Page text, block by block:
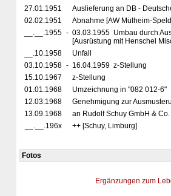
27.01.1951
Auslieferung an DB -
02.02.1951
Abnahme [AW Mülheim-
__.__.1955 - 03.03.1955 Umbau durch
[Ausrüstung mit Henschel
__.10.1958
Unfall
03.10.1958 - 16.04.1959 z-Stellung
15.10.1967
z-Stellung
01.01.1968
Umzeichnung in "082 012-6"
12.03.1968
Genehmigung zur
13.09.1968
an Rudolf Schuy GmbH &
__.__.196x
++ [Schuy, Limburg]
Fotos
Ergänzungen zum